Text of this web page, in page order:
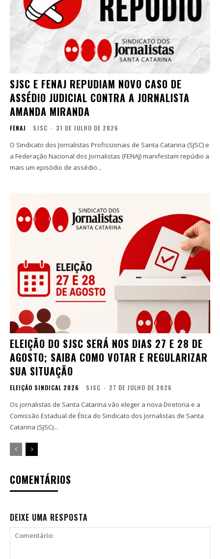
SJSC E FENAJ REPUDIAM NOVO CASO DE
ASSÉDIO JUDICIAL CONTRA A JORNALISTA
AMANDA MIRANDA
FENAJ SJSC - 31 DE JULHO DE 2026
O Sindicato dos Jornalistas Profissionais de Santa Catarina (SJSC) e
a Federação Nacional dos Jornalistas (FENAJ) manifestam repúdio a
mais um episódio de assédio...
ELEIÇÃO DO SJSC SERÁ NOS DIAS 27 E 28 DE
AGOSTO; SAIBA COMO VOTAR E REGULARIZAR
SUA SITUAÇÃO
ELEIÇÃO SINDICAL 2026 SJSC - 27 DE JULHO DE 2026
Os jornalistas de Santa Catarina vão eleger a nova Diretoria e a
Comissão Estadual de Ética do Sindicato dos Jornalistas de Santa
Catarina (SJSC)...
COMENTÁRIOS
DEIXE UMA RESPOSTA